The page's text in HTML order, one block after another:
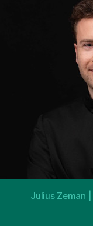
Julius Zeman